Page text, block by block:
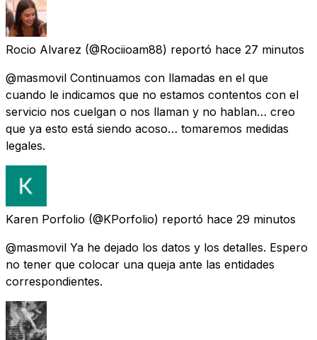
Rocio Alvarez (@Rociioam88) reportó hace 27 minutos
@masmovil Continuamos con llamadas en el que
cuando le indicamos que no estamos contentos con el
servicio nos cuelgan o nos llaman y no hablan… creo
que ya esto está siendo acoso… tomaremos medidas
legales.
Karen Porfolio (@KPorfolio) reportó hace 29 minutos
@masmovil Ya he dejado los datos y los detalles. Espero
no tener que colocar una queja ante las entidades
correspondientes.